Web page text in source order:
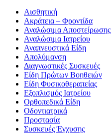
Αισθητική
Ακράτεια – Φροντίδα
Αναλώσιμα Αποστείρωσης
Αναλώσιμα Ιατρείου
Αναπνευστικά Είδη
Απολύμανση
Διαγνωστικές Συσκευές
Είδη Πρώτων Βοηθειών
Είδη Φυσικοθεραπείας
Εξοπλισμός Ιατρείου
Ορθοπεδικά Είδη
Οδοντιατρικά
Προστασία
Συσκευές Έγχυσης